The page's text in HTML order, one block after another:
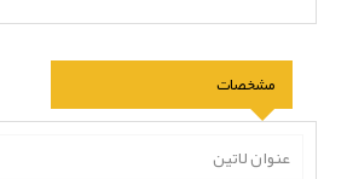
مشخصات
عنوان لاتین